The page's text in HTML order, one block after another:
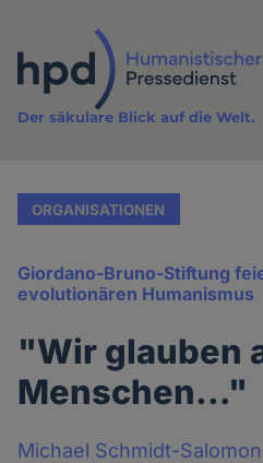
Inhalt
Der säkulare Blick auf die Welt.
ORGANISATIONEN
Giordano-Bruno-Stiftung
evolutionären Humanismus
"Wir glauben
Menschen…"
Michael Schmidt-Salomon